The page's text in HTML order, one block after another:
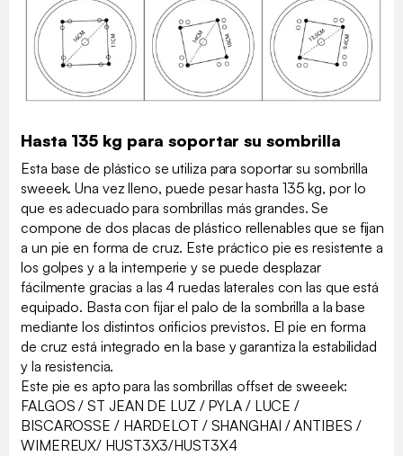
Hasta 135 kg para soportar su sombrilla
Esta base de plástico se utiliza para soportar su sombrilla
sweeek. Una vez lleno, puede pesar hasta 135 kg, por lo
que es adecuado para sombrillas más grandes. Se
compone de dos placas de plástico rellenables que se fijan
a un pie en forma de cruz. Este práctico pie es resistente a
los golpes y a la intemperie y se puede desplazar
fácilmente gracias a las 4 ruedas laterales con las que está
equipado. Basta con fijar el palo de la sombrilla a la base
mediante los distintos orificios previstos. El pie en forma
de cruz está integrado en la base y garantiza la estabilidad
y la resistencia.
Este pie es apto para las sombrillas offset de sweeek:
FALGOS / ST JEAN DE LUZ / PYLA / LUCE /
BISCAROSSE / HARDELOT / SHANGHAI / ANTIBES /
WIMEREUX/ HUST3X3/HUST3X4